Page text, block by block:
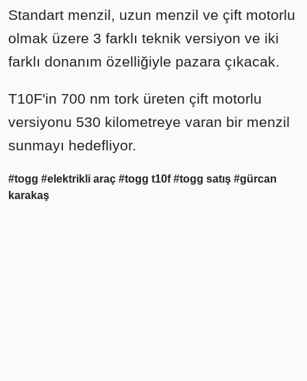
Standart menzil, uzun menzil ve çift motorlu
olmak üzere 3 farklı teknik versiyon ve iki
farklı donanım özelliğiyle pazara çıkacak.
T10F'in 700 nm tork üreten çift motorlu
versiyonu 530 kilometreye varan bir menzil
sunmayı hedefliyor.
#togg #elektrikli araç #togg t10f#togg satış #gürcan
karakaş